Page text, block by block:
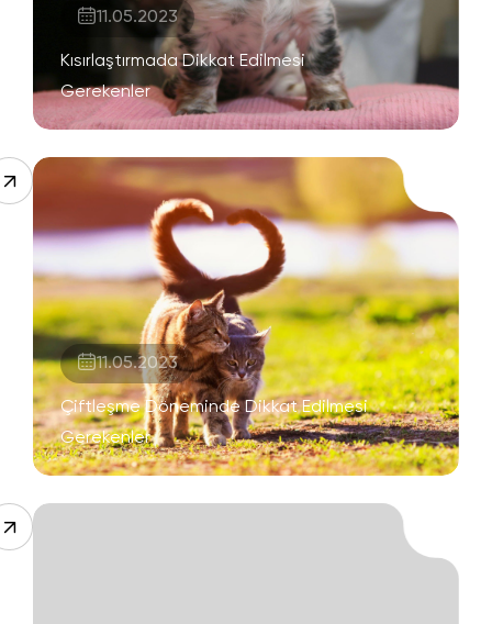
11.05.2023
Kısırlaştırmada Dikkat Edilmesi
Gerekenler
11.05.2023
Çiftleşme Döneminde Dikkat Edilmesi
Gerekenler